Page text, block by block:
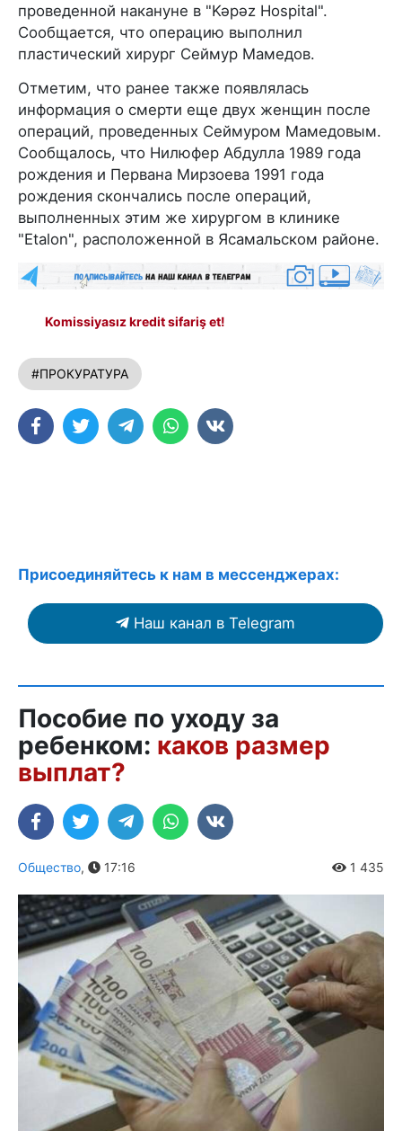
проведенной накануне в "Kəpəz Hospital".
Сообщается, что операцию выполнил
пластический хирург Сеймур Мамедов.
Отметим, что ранее также появлялась
информация о смерти еще двух женщин после
операций, проведенных Сеймуром Мамедовым.
Сообщалось, что Нилюфер Абдулла 1989 года
рождения и Первана Мирзоева 1991 года
рождения скончались после операций,
выполненных этим же хирургом в клинике
"Etalon", расположенной в Ясамальском районе.
Komissiyasız kredit sifariş et!
#ПРОКУРАТУРА
Присоединяйтесь к нам в мессенджерах:
Наш канал в Telegram
Пособие по уходу за
ребенком: каков размер
выплат?
Общество, 17:16 1 435